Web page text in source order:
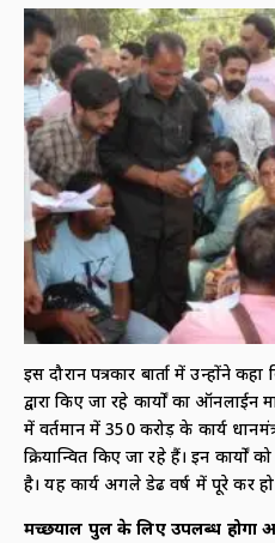
इस दौरान पत्रकार बार्ता में उन्होंने
द्वारा किए जा रहे कार्यों का
में वर्तमान में 350 करोड़ के कार्य
क्रियान्वित किए जा रहे हैं। इन कार्यों
है। यह कार्य अगले डेढ वर्ष में पूरे कर
मच्छयाल पुल के लिए उपलब्ध होगा